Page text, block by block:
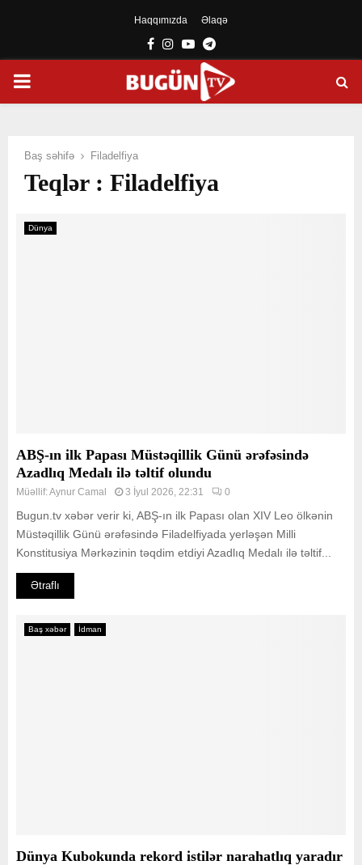
Haqqımızda Əlaqə
Facebook
Instagram
YoutubeTelegram
PRIMARY
Baş səhifə Filadelfiya
Teqlər : Filadelfiya
Dünya
ABŞ-ın ilk Papası Müstəqillik Günü ərəfəsində
Azadlıq Medalı ilə təltif olundu
Müəllif:Aynur Camal 3 İyul 2026, 22:31 0
Bugun.tv xəbər verir ki, ABŞ-ın ilk Papası olan XIV Leo ölkənin
Müstəqillik Günü ərəfəsində Filadelfiyada yerləşən Milli
Konstitusiya Mərkəzinin təqdim etdiyi Azadlıq Medalı ilə təltif...
Ətraflı
Baş xəbər İdman
Dünya Kubokunda rekord istilər narahatlıq yaradır